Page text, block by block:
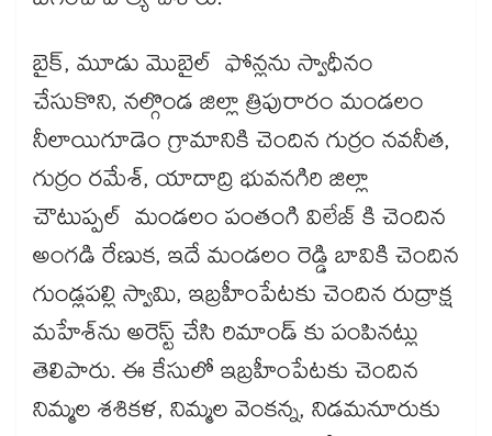
బైక్, మూడు మొబైల్ ఫోన్లను స్వాధీనం
చేసుకొని, నల్గొండ జిల్లా త్రిపురారం మండలం
నీలాయిగూడెం గ్రామానికి చెందిన గుర్రం నవనీత,
గుర్రం రమేశ్, యాదాద్రి భువనగిరి జిల్లా
చౌటుప్పల్ మండలం పంతంగి విలేజ్ కి చెందిన
అంగడి రేణుక, ఇదే మండలం రెడ్డి బావికి చెందిన
గుండ్లపల్లి స్వామి, ఇబ్రహీంపేటకు చెందిన రుద్రాక్ష
మహేశ్​ను అరెస్ట్​ చేసి రిమాండ్ కు పంపినట్లు
తెలిపారు. ఈ కేసులో ఇబ్రహీంపేటకు చెందిన
నిమ్మల శశికళ, నిమ్మల వెంకన్న, నిడమనూరుకు